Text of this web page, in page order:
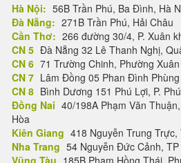
Hà Nội: 56B Trần Phú, Ba Đình, Hà
Đà Nẵng: 271B Trần Phú, Hải Châu
Cần Thơ: 266 đường 30/4, P. Xuân
CN 5 Đà Nẵng 32 Lê Thanh Nghị,
CN 6 71 Trường Chinh, Phường
CN 7 Lâm Đồng 05 Phan Đình Phùng
CN 8 Bình Dương 151 Phú Lợi, P.
Đồng Nai 40/198A Phạm Văn
Hòa
Kiên Giang 418 Nguyễn Trung
Nha Trang 54 Nguyễn Đức Cảnh, TP
Vũng Tàu 185B Phạm Hồng Thái,